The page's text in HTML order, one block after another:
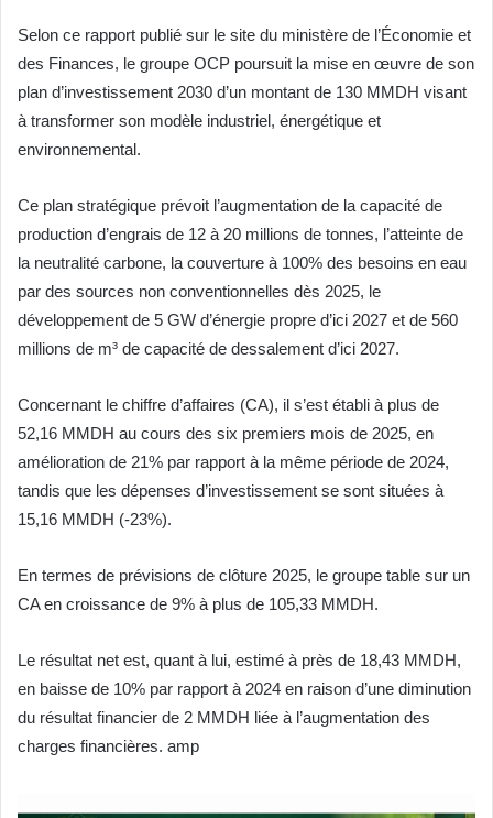
Selon ce rapport publié sur le site du ministère de l’Économie et
des Finances, le groupe OCP poursuit la mise en œuvre de son
plan d’investissement 2030 d’un montant de 130 MMDH visant
à transformer son modèle industriel, énergétique et
environnemental.
Ce plan stratégique prévoit l’augmentation de la capacité de
production d’engrais de 12 à 20 millions de tonnes, l’atteinte de
la neutralité carbone, la couverture à 100% des besoins en eau
par des sources non conventionnelles dès 2025, le
développement de 5 GW d’énergie propre d’ici 2027 et de 560
millions de m³ de capacité de dessalement d’ici 2027.
Concernant le chiffre d’affaires (CA), il s’est établi à plus de
52,16 MMDH au cours des six premiers mois de 2025, en
amélioration de 21% par rapport à la même période de 2024,
tandis que les dépenses d’investissement se sont situées à
15,16 MMDH (-23%).
En termes de prévisions de clôture 2025, le groupe table sur un
CA en croissance de 9% à plus de 105,33 MMDH.
Le résultat net est, quant à lui, estimé à près de 18,43 MMDH,
en baisse de 10% par rapport à 2024 en raison d’une diminution
du résultat financier de 2 MMDH liée à l’augmentation des
charges financières. amp